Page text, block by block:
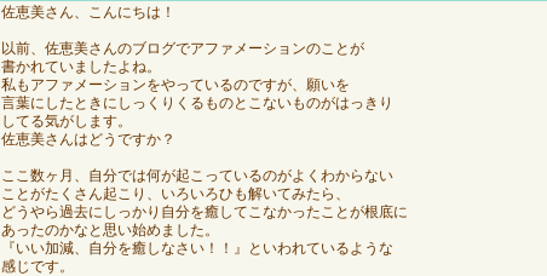
佐恵美さん、こんにちは！
以前、佐恵美さんのブログでアファメーションのことが
書かれていましたよね。
私もアファメーションをやっているのですが、願いを
言葉にしたときにしっくりくるものとこないものがはっきり
してる気がします。
佐恵美さんはどうですか？
ここ数ヶ月、自分では何が起こっているのがよくわからない
ことがたくさん起こり、いろいろひも解いてみたら、
どうやら過去にしっかり自分を癒してこなかったことが根底に
あったのかなと思い始めました。
『いい加減、自分を癒しなさい！！』といわれているような
感じです。